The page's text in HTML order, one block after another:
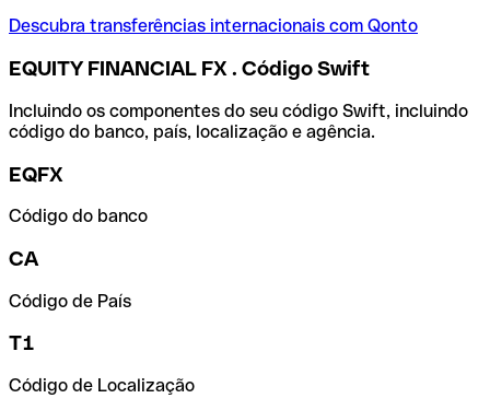
Descubra transferências internacionais com Qonto
EQUITY FINANCIAL FX . Código Swift
Incluindo os componentes do seu código Swift, incluindo
código do banco, país, localização e agência.
EQFX
Código do banco
CA
Código de País
T1
Código de Localização